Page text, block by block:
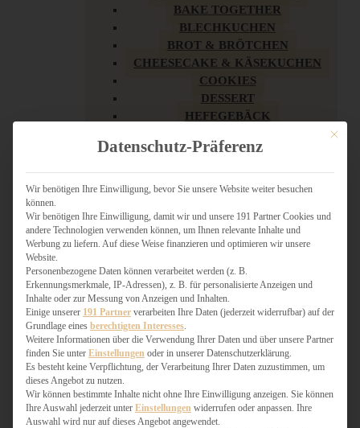
BAKE TOGETHER
BLECHKUCHEN
BROT & BRÖTCHEN
CHEESECAKE & KÄSEKUCHEN
COOKIES
DESSERT
HEFEGEBÄCK
KUCHEN
LOW CARB & GESÜNDER
MY AMERICAN BAKERY
SCHOKOLADIGES
SÜSSES HAUPTGERICHT
TÖRTCHEN
VEGAN SÜSS
WEIHNACHTSBÄCKEREI
HERZHAFT
BURGER & SANDWICHES
FIX AUF DEM TISCH
Mit
Datenschutz-Präferenz
Wir benötigen Ihre Einwilligung, bevor Sie unsere Website weiter besuchen
können.
Wir benötigen Ihre Einwilligung, damit wir und unsere 191 Partner Cookies und
andere Technologien verwenden können, um Ihnen relevante Inhalte und
Werbung zu liefern. Auf diese Weise finanzieren und optimieren wir unsere
Website.
Personenbezogene Daten können verarbeitet werden (z. B.
Erkennungsmerkmale, IP-Adressen), z. B. für personalisierte Anzeigen und
Inhalte oder zur Messung von Anzeigen und Inhalten.
Einige unserer 191 Partner verarbeiten Ihre Daten (jederzeit widerrufbar) auf der
Grundlage eines berechtigten Interesses
Weitere Informationen über die Verwendung Ihrer Daten und über unsere Partner
finden Sie unter Einstellungen oder in unserer Datenschutzerklärung.
Es besteht keine Verpflichtung, der Verarbeitung Ihrer Daten zuzustimmen, um
dieses Angebot zu nutzen.
Wir können bestimmte Inhalte nicht ohne Ihre Einwilligung anzeigen. Sie können
Ihre Auswahl jederzeit unter Einstellungen widerrufen oder anpassen. Ihre
Auswahl wird nur auf dieses Angebot angewendet.